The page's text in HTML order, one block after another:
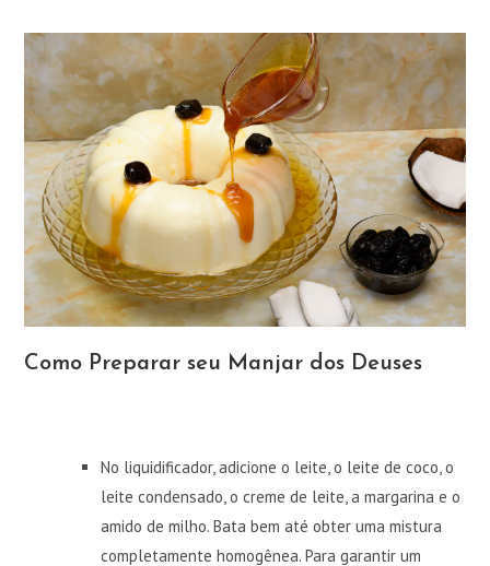
Como Preparar seu Manjar dos Deuses
No liquidificador, adicione o leite, o leite de coco, o
leite condensado, o creme de leite, a margarina e o
amido de milho. Bata bem até obter uma mistura
completamente homogênea. Para garantir um